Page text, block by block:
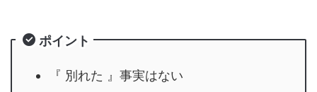
ポイント
『 別れた 』事実はない